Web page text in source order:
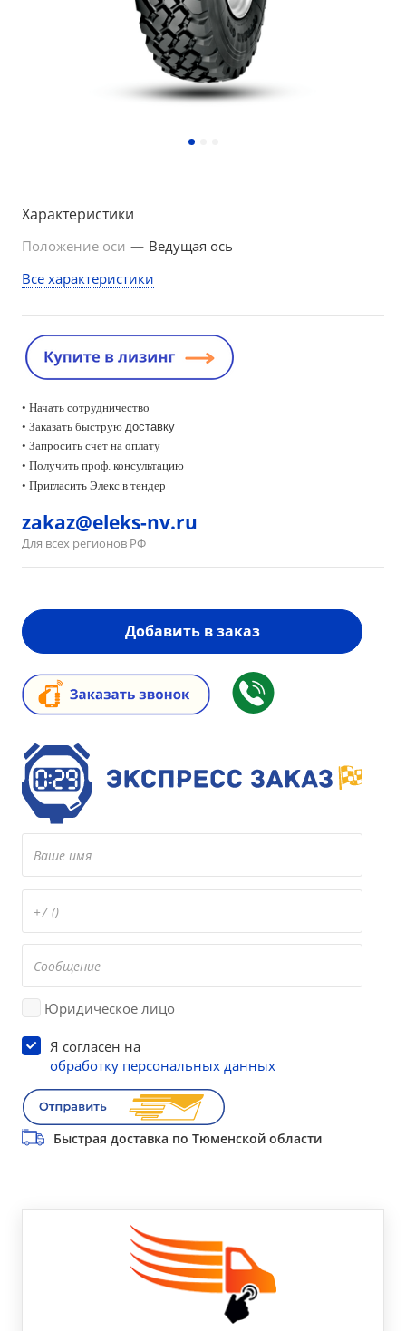
Характеристики
Положение оси — Ведущая ось
Все характеристики
• Начать сотрудничество
• Заказать быструю доставку
• Запросить счет на оплату
• Получить проф. консультацию
• Пригласить Элекс в тендер
zakaz@eleks-nv.ru
Для всех регионов РФ
Добавить в заказ
Юридическое лицо
Я согласен на
обработку персональных данных
Быстрая доставка по Тюменской области